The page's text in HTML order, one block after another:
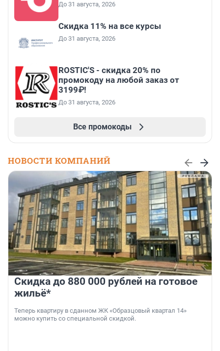
До 31 августа, 2026
Скидка 11% на все курсы
До 31 августа, 2026
ROSTIC'S - скидка 20% по
промокоду на любой заказ от
3199₽!
До 31 августа, 2026
Все промокоды
НОВОСТИ КОМПАНИЙ
Скидка до 880 000 рублей на готовое
жильё*
Теперь квартиру в сданном ЖК «Образцовый квартал 14»
можно купить со специальной скидкой.